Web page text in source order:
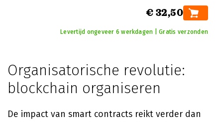
€ 32,50
Levertijd ongeveer 6 werkdagen | Gratis verzonden
Organisatorische revolutie:
blockchain organiseren
De impact van smart contracts reikt verder dan